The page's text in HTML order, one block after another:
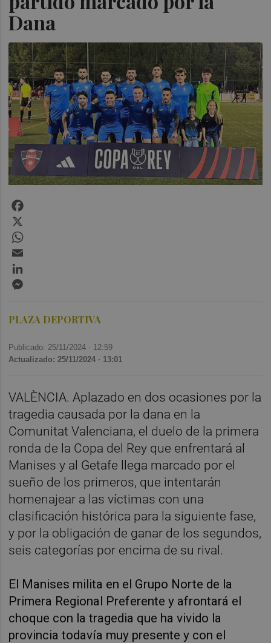
Dana
PLAZA DEPORTIVA
Publicado: 25/11/2024 · 12:59
Actualizado: 25/11/2024 · 13:01
VALÈNCIA. Aplazado en dos ocasiones por la
tragedia causada por la dana en la
Comunitat Valenciana, el duelo de la primera
ronda de la Copa del Rey que enfrentará al
Manises y al Getafe llega marcado por el
sueño de los primeros, que intentarán
homenajear a las víctimas con una
clasificación histórica para la siguiente fase,
y por la obligación de ganar de los segundos,
seis categorías por encima de su rival.
El Manises milita en el Grupo Norte de la
Primera Regional Preferente y afrontará el
choque con la tragedia que ha vivido la
provincia todavía muy presente y con el